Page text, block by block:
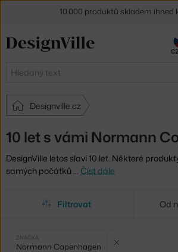
Hledat
Designville.cz
10 let s vámi Normann
DesignVille letos slaví 10 let. Některé
samých počátků … Číst dále
Filtrovat Od
Vybrané
filtry:
ZNAČKA
Normann Copenhagen
10.000 produktů skladem ihned
Sleva 5 % pro odběratele